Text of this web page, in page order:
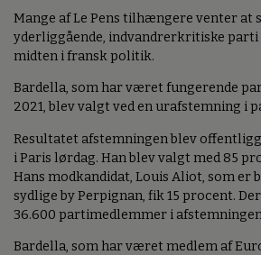
Mange af Le Pens tilhængere venter at
yderliggående, indvandrerkritiske
midten i fransk politik.
Bardella, som har været fungerende
2021, blev valgt ved en urafstemning i
Resultatet afstemningen blev
i Paris lørdag. Han blev valgt med 85
Hans modkandidat, Louis Aliot, som er
sydlige by Perpignan, fik 15 procent.
36.600 partimedlemmer i
Bardella, som har været medlem af